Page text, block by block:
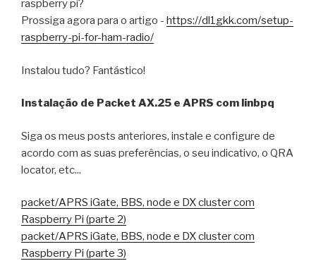
raspberry pi?
Prossiga agora para o artigo - https://dl1gkk.com/setup-
raspberry-pi-for-ham-radio/
Instalou tudo? Fantástico!
Instalação de Packet AX.25 e APRS com linbpq
Siga os meus posts anteriores, instale e configure de
acordo com as suas preferências, o seu indicativo, o QRA
locator, etc...
packet/APRS iGate, BBS, node e DX cluster com
Raspberry Pi (parte 2)
packet/APRS iGate, BBS, node e DX cluster com
Raspberry Pi (parte 3)